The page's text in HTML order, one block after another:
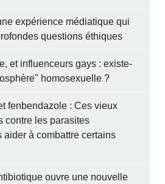
expérience médiatique qui
questions éthiques
et influenceurs gays : existe-
homosexuelle ?
fenbendazole : Ces vieux
contre les parasites
aider à combattre certains
ouvre une nouvelle